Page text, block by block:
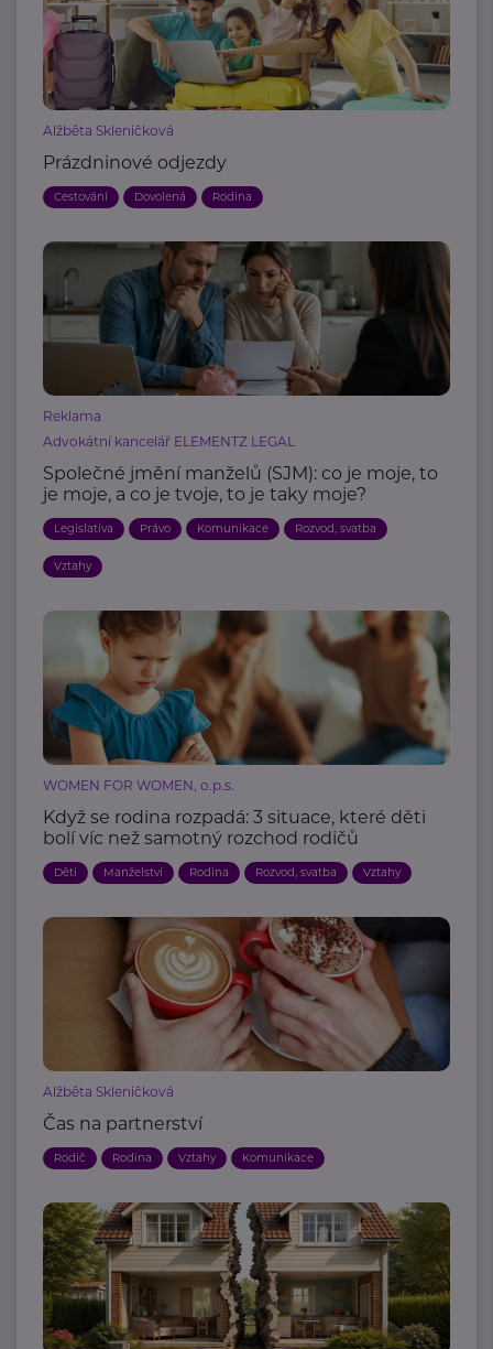
Alžběta Skleničková
Prázdninové odjezdy
Cestování Dovolená Rodina
Reklama
Advokátní kancelář ELEMENTZ LEGAL
Společné jmění manželů (SJM): co je moje, to
je moje, a co je tvoje, to je taky moje?
Legislativa Právo Komunikace Rozvod, svatba
Vztahy
WOMEN FOR WOMEN, o.p.s.
Když se rodina rozpadá: 3 situace, které děti
bolí víc než samotný rozchod rodičů
Děti Manželství Rodina Rozvod, svatba Vztahy
Alžběta Skleničková
Čas na partnerství
Rodič Rodina Vztahy Komunikace